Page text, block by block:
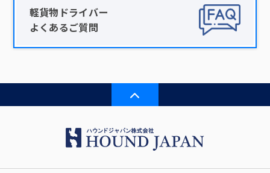
軽貨物ドライバー
よくあるご質問